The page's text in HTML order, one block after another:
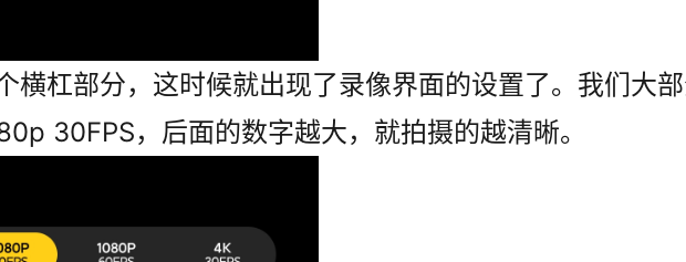
横杠部分，这时候就出现了录像界面的设置了。我们大
30FPS，后面的数字越大，就拍摄的越清晰。